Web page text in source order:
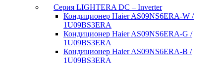
Серия LIGHTERA DC – Inverter
Кондиционер Haier AS09NS6ERA-W /
1U09BS3ERA
Кондиционер Haier AS09NS6ERA-G /
1U09BS3ERA
Кондиционер Haier AS09NS6ERA-B /
1U09BS3ERA